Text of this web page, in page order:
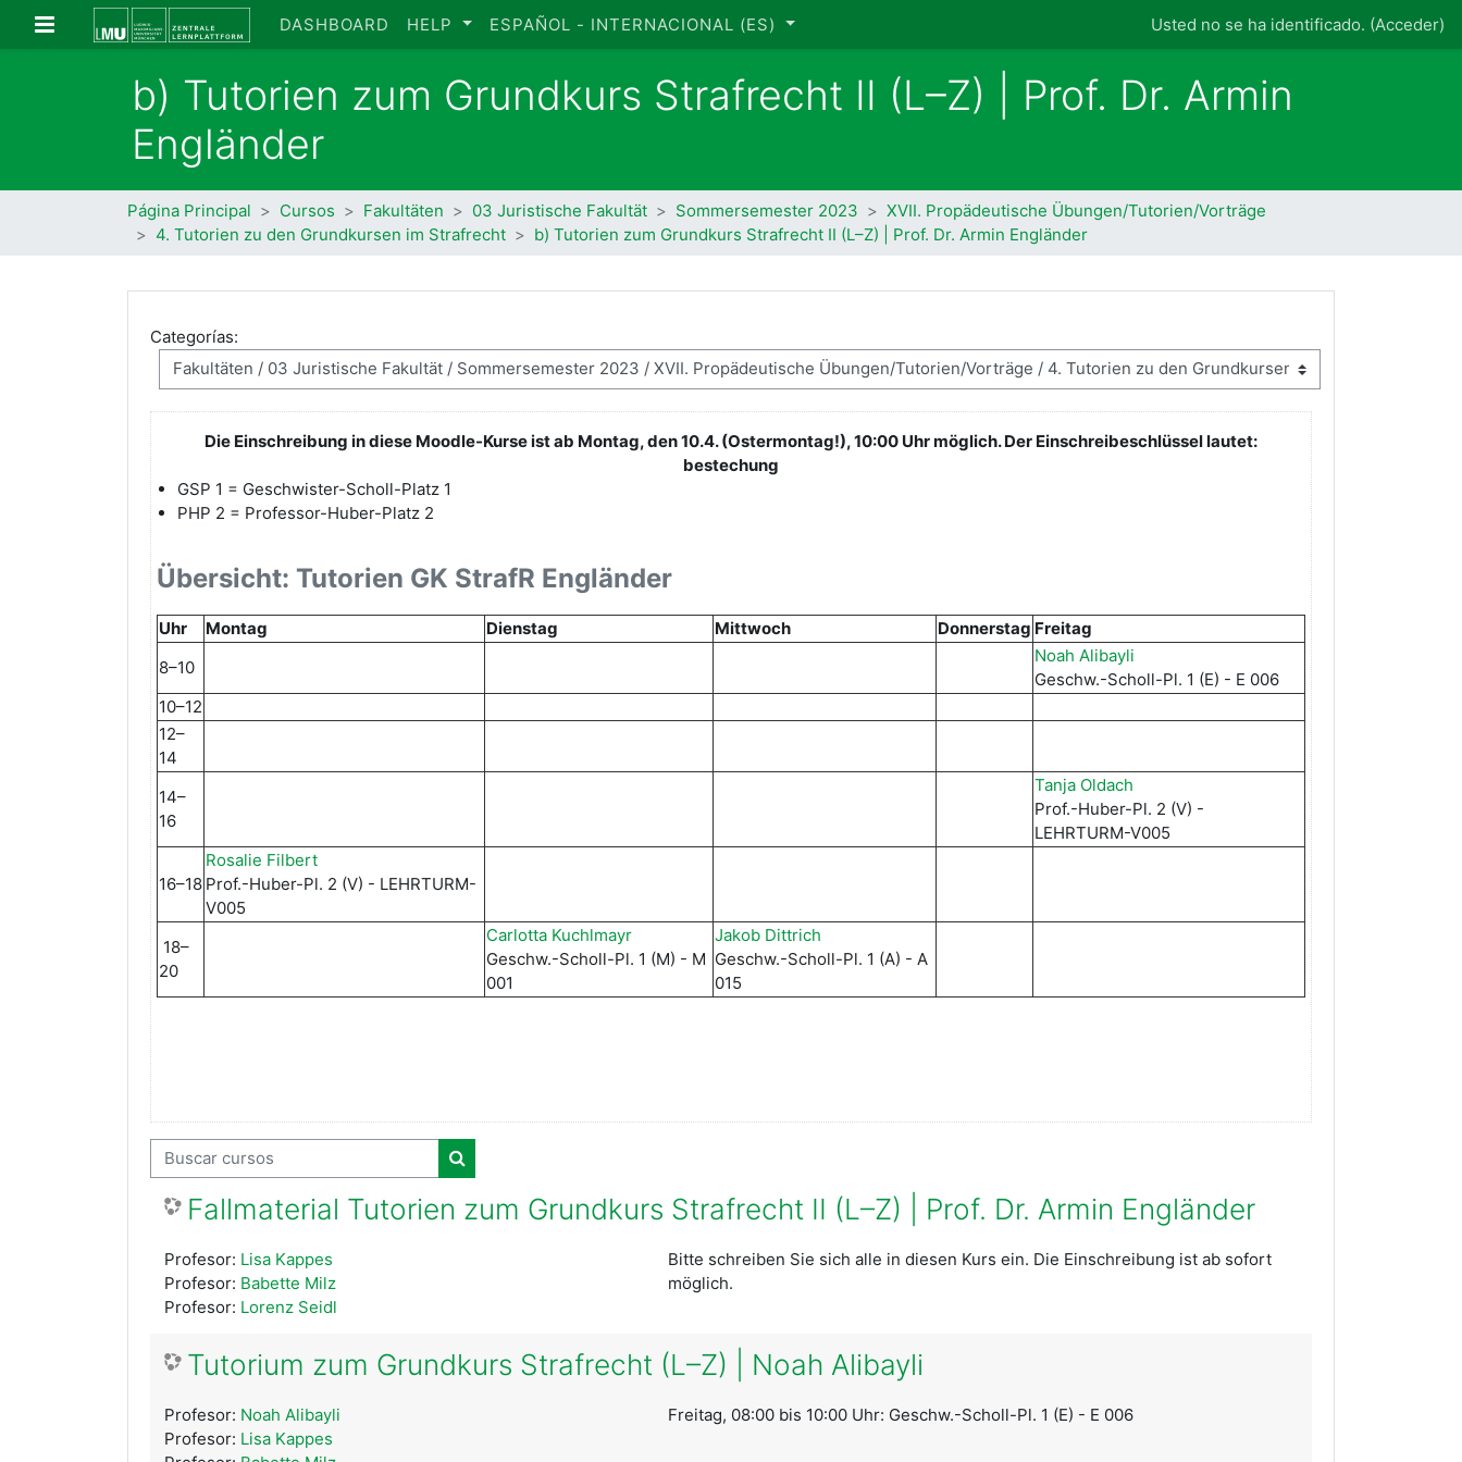
Salta al contenido principal
Panel lateral DASHBOARD HELP ESPAÑOL - INTERNACIONAL ‎(ES)‎ Usted no se ha identificado. (Acceder)
b) Tutorien zum Grundkurs Strafrecht II (L–Z) | Prof. Dr. Armin
Engländer
Página Principal Cursos Fakultäten 03 Juristische Fakultät Sommersemester 2023
XVII. Propädeutische Übungen/Tutorien/Vorträge
4. Tutorien zu den Grundkursen im Strafrecht
b) Tutorien zum Grundkurs Strafrecht II (L–Z) | Prof. Dr. Armin Engländer
Categorías:
Die Einschreibung in diese Moodle-Kurse ist ab Montag, den 10.4. (Ostermontag!), 10:00 Uhr möglich. Der Einschreibeschlüssel lautet:
bestechung
GSP 1 = Geschwister-Scholl-Platz 1
PHP 2 = Professor-Huber-Platz 2
Übersicht: Tutorien GK StrafR Engländer
Uhr Montag Dienstag Mittwoch Donnerstag Freitag
8–10
Noah Alibayli
Geschw.-Scholl-Pl. 1 (E) - E 006
10–12
12–
14
14–
16
Tanja Oldach
Prof.-Huber-Pl. 2 (V) -
LEHRTURM-V005
16–18
Rosalie Filbert
Prof.-Huber-Pl. 2 (V) - LEHRTURM-
V005
18–
20
Carlotta Kuchlmayr
Geschw.-Scholl-Pl. 1 (M) - M
001
Jakob Dittrich
Geschw.-Scholl-Pl. 1 (A) - A
015
Buscar cursos
Buscar cursos
Fallmaterial Tutorien zum Grundkurs Strafrecht II (L–Z) | Prof. Dr. Armin Engländer
Bitte schreiben Sie sich alle in diesen Kurs ein. Die Einschreibung ist ab sofort
möglich.
Profesor: Lisa Kappes
Profesor: Babette Milz
Profesor: Lorenz Seidl
Tutorium zum Grundkurs Strafrecht (L–Z) | Noah Alibayli
Freitag, 08:00 bis 10:00 Uhr: Geschw.-Scholl-Pl. 1 (E) - E 006
Profesor: Noah Alibayli
Profesor: Lisa Kappes